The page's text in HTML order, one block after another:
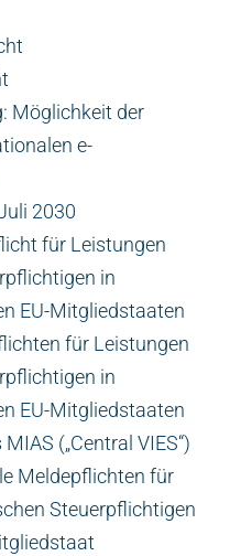
Möglichkeit der
e-
2030
für Leistungen
in
EU-Mitgliedstaaten
für Leistungen
in
EU-Mitgliedstaaten
(„Central VIES“)
Meldepflichten für
Steuerpflichtigen